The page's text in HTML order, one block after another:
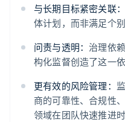
与长期目标紧密关联：
体计划，而非满足个
问责与透明：治理依
构化监督创造了这一依
更有效的风险管理：
商的可靠性、合规性
领域在团队快速推进